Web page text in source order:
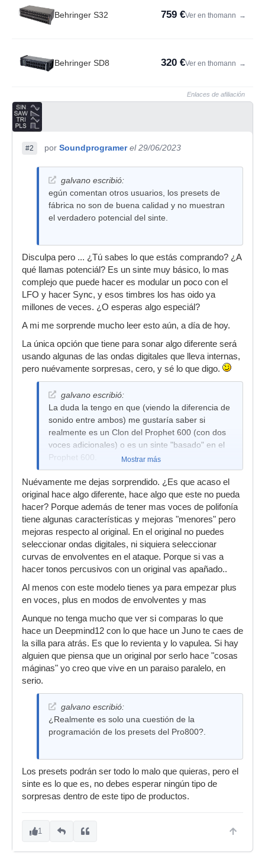
Behringer S32 759 €Ver en thomann →
Behringer SD8 320 €Ver en thomann →
Enlaces de afiliación
#2 por Soundprogramer el 29/06/2023
galvano escribió:
egún comentan otros usuarios, los presets de
fábrica no son de buena calidad y no muestran
el verdadero potencial del sinte.
Disculpa pero ... ¿Tú sabes lo que estás comprando? ¿A
qué llamas potenciál? Es un sinte muy básico, lo mas
complejo que puede hacer es modular un poco con el
LFO y hacer Sync, y esos timbres los has oido ya
millones de veces. ¿O esperas algo especiál?
A mi me sorprende mucho leer esto aún, a día de hoy.
La única opción que tiene para sonar algo diferente será
usando algunas de las ondas digitales que lleva internas,
pero nuévamente sorpresas, cero, y sé lo que digo.
galvano escribió:
La duda la tengo en que (viendo la diferencia de
sonido entre ambos) me gustaría saber si
realmente es un Clon del Prophet 600 (con dos
voces adicionales) o es un sinte "basado" en el
Prophet 600.
Mostrar más
Nuévamente me dejas sorprendido. ¿Es que acaso el
original hace algo diferente, hace algo que este no pueda
hacer? Porque además de tener mas voces de polifonía
tiene algunas características y mejoras "menores" pero
mejoras respecto al original. En el original no puedes
seleccionar ondas digitales, ni siquiera seleccionar
curvas de envolventes en el ataque. Porque si vas a
hacer tonos percusivos con un original vas apañado..
Al menos con este modelo tienes ya para empezar plus
en voces, plus en modos de envolventes y mas
Aunque no tenga mucho que ver si comparas lo que
hace un Deepmind12 con lo que hace un Juno te caes de
la silla para atrás. Es que lo revienta y lo vapulea. Si hay
alguien que piensa que un original por serlo hace "cosas
máginas" yo creo que vive en un paraiso paralelo, en
serio.
galvano escribió:
¿Realmente es solo una cuestión de la
programación de los presets del Pro800?.
Los presets podrán ser todo lo malo que quieras, pero el
sinte es lo que es, no debes esperar ningún tipo de
sorpresas dentro de este tipo de productos.
1